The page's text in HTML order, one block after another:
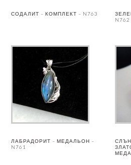
СОДАЛИТ – КОМПЛЕКТ – N763
N762
ЛАБРАДОРИТ – МЕДАЛЬОН –
N761